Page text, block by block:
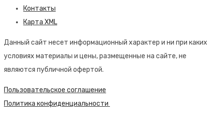
Контакты
Карта XML
Данный сайт несет информационный характер и ни при каких
условиях материалы и цены, размещенные на сайте, не
являются публичной офертой.
Пользовательское соглашение
Политика конфиденциальности